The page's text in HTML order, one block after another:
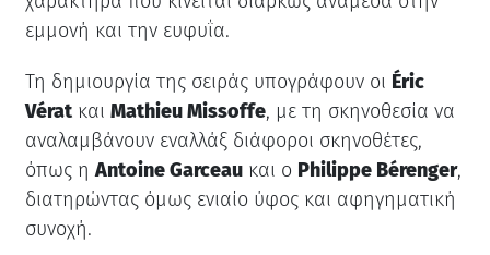
εμμονή και την ευφυΐα.
Τη δημιουργία της σειράς υπογράφουν οι Éric
Vératκαι Mathieu Missoffe, με τη σκηνοθεσία να
αναλαμβάνουν εναλλάξ διάφοροι σκηνοθέτες,
όπως ηAntoine Garceauκαι ο Philippe Bérenger,
διατηρώντας όμως ενιαίο ύφος και αφηγηματική
συνοχή.